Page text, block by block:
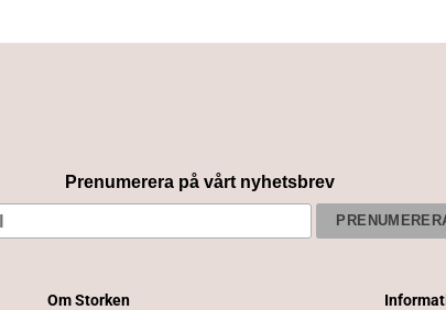
Prenumerera på vårt nyhetsbrev
Om Storken